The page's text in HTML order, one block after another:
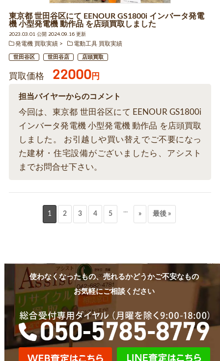
東京都 世田谷区にて EENOUR GS1800i インバータ発電
機 小型発電機 動作品 を店頭買取しました
2023.03.01 公開 2024.09.16 更新
発電機 買取実績
電動工具 買取実績
世田谷区 世田谷店 店頭買取
買取価格 22000円
担当バイヤーからのコメント
今回は、東京都 世田谷区にて EENOUR GS1800i
インバータ発電機 小型発電機 動作品 を店頭買取
しました。 お引越しや買い替えでご不要になっ
た建材・住宅設備がございましたら、アシスト
までお問合せ下さい。
1 2 3 4 5 ... » 最後 »
使わなくなったもの、売れるかどうかご不安なもの
お気軽にご相談ください